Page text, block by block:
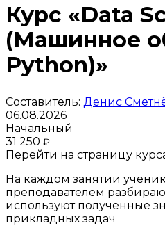
Курс «Data
(Машинное
Python)»
Составитель: Денис
06.08.2026
Начальный
31 250 ₽
Перейти на страницу
На каждом занятии
преподавателем
используют полученные
прикладных задач